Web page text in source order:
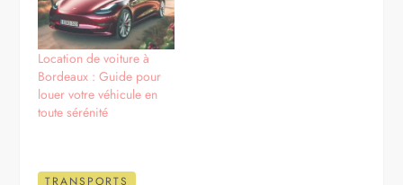
Location de voiture à
Bordeaux : Guide pour
louer votre véhicule en
toute sérénité
TRANSPORTS